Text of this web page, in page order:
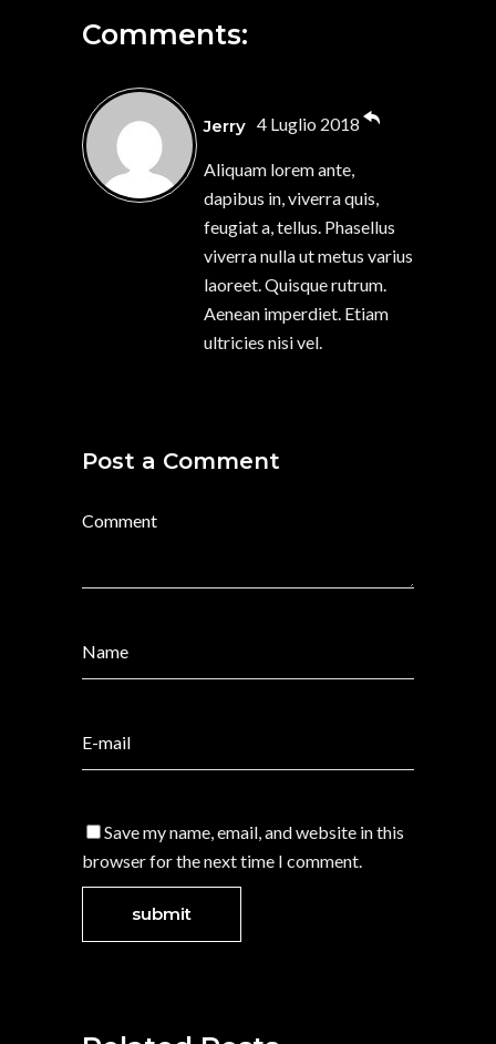
Comments:
Jerry 4 Luglio 2018
Aliquam lorem ante,
dapibus in, viverra quis,
feugiat a, tellus. Phasellus
viverra nulla ut metus varius
laoreet. Quisque rutrum.
Aenean imperdiet. Etiam
ultricies nisi vel.
Post a Comment
Save my name, email, and website in this
browser for the next time I comment.